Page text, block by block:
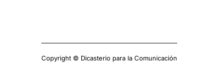
Copyright © Dicasterio para la Comunicación